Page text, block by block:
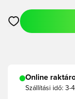
Megnyit egy
Online
Szállítási idő: 3-